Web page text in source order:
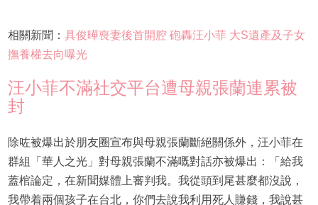
相關新聞： 具俊曄喪妻後首開腔 砲轟汪小菲 大S遺產及子女
撫養權去向曝光
汪小菲不滿社交平台遭母親張蘭連累被
封
除咗被爆出於朋友圈宣布與母親張蘭斷絕關係外，汪小菲在
群組「華人之光」對母親張蘭不滿嘅對話亦被爆出：「給我
蓋棺論定，在新聞媒體上審判我。我從頭到尾甚麼都沒說，
我帶着兩個孩子在台北，你們去說我利用死人賺錢，我說甚